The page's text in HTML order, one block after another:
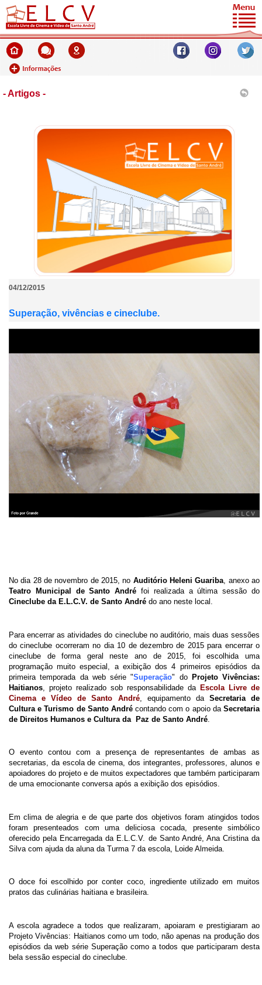
- Artigos -
04/12/2015
Superação, vivências e cineclube.
No dia 28 de novembro de 2015, no Auditório Heleni Guariba , anexo ao
Teatro Municipal de Santo André foi realizada a última sessão do
Cineclube da E.L.C.V. de Santo André do ano neste local.
Para encerrar as atividades do cineclube no auditório, mais duas sessões
do cineclube ocorreram no dia 10 de dezembro de 2015 para encerrar o
cineclube de forma geral neste ano de 2015, foi escolhida uma
programação muito especial, a exibição dos 4 primeiros episódios da
primeira temporada da web série "Superação" do Projeto Vivências:
Haitianos , projeto realizado sob responsabilidade da Escola Livre de
Cinema e Vídeo de Santo André, equipamento da Secretaria de
Cultura e Turismo de Santo Andrécontando com o apoio daSecretaria
de Direitos Humanos e Cultura da Paz de Santo André
O evento contou com a presença de representantes de ambas as
secretarias, da escola de cinema, dos integrantes, professores, alunos e
apoiadores do projeto e de muitos expectadores que também participaram
de uma emocionante conversa após a exibição dos episódios.
Em clima de alegria e de que parte dos objetivos foram atingidos todos
foram presenteados com uma deliciosa cocada, presente simbólico
oferecido pela Encarregada da E.L.C.V. de Santo André, Ana Cristina da
Silva com ajuda da aluna da Turma 7 da escola, Loide Almeida.
O doce foi escolhido por conter coco, ingrediente utilizado em muitos
pratos das culinárias haitiana e brasileira.
A escola agradece a todos que realizaram, apoiaram e prestigiaram ao
Projeto Vivências: Haitianos como um todo, não apenas na produção dos
episódios da web série Superação como a todos que participaram desta
bela sessão especial do cineclube.